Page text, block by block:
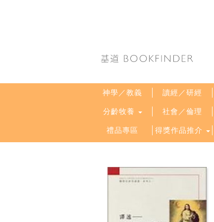
神學／教義 讀經／研經
分齡牧養 社會／倫理
禮品專區 得獎作品推介